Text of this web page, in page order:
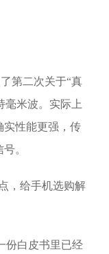
第二次关于“真
毫米波。实际上
实性能更强，传
。
份白皮书里已经